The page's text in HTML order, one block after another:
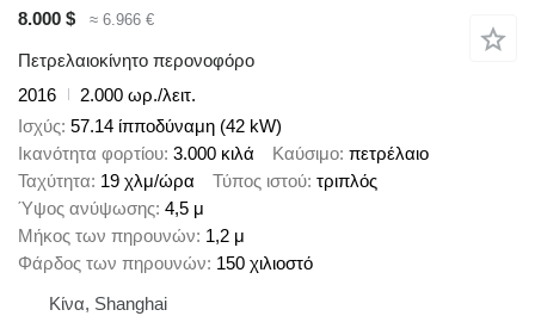
8.000 $ ≈ 6.966 €
Πετρελαιοκίνητο περονοφόρο
2016
2.000 ωρ./λειτ.
Ισχύς 57.14 ίπποδύναμη (42 kW)
Ικανότητα φορτίου 3.000 κιλά Καύσιμο πετρέλαιο
Ταχύτητα 19 χλμ/ώρα Τύπος ιστού τριπλός
Ύψος ανύψωσης 4,5 μ
Μήκος των πηρουνών 1,2 μ
Φάρδος των πηρουνών 150 χιλιοστό
Κίνα, Shanghai